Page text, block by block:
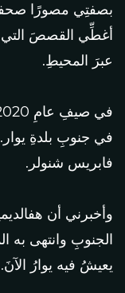
بصفتِي مصورًا
أغطِّي القصصَ التي
عبرَ المحيطِ.
في جنوبِ بلدةِ
فابريس شنولر.
وأخبرني أن
الجنوبِ وانتهى به
يعيشُ فيه يوارُ الآنَ.